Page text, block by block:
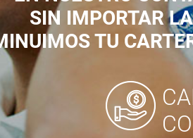
SIN IMPORTAR
TU